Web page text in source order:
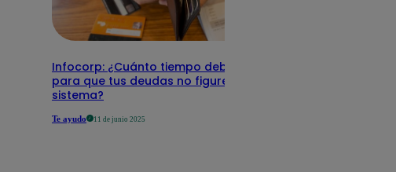
Infocorp: ¿Cuánto tiempo debe pasar
para que tus deudas no figuren en su
sistema?
Te ayudo 11 de junio 2025